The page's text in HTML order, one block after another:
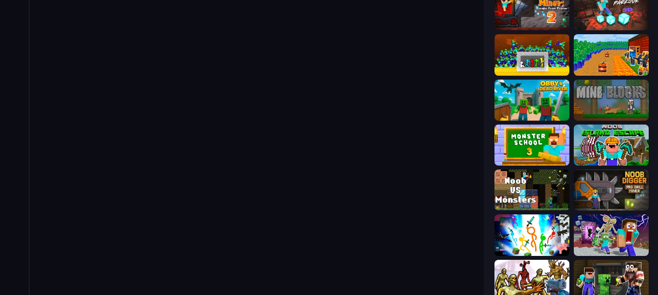
Noob Miner 2: Escape From Prison Noob Parkour 3D
Stick Fighter vs Zombies Noob Tower Defense
Obby & Dead River Mine Blocks
Monster School 3 Noob: Island Escape
Noob VS Monsters Noob Digger: Pro Drill Miner
Stickman Epic Monster School Herobrine Siren Head